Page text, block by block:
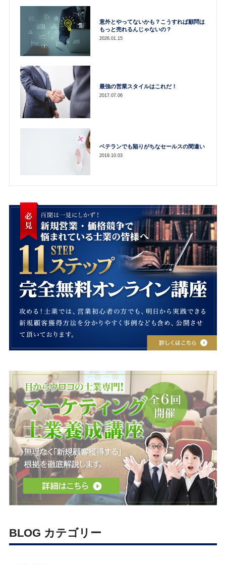
意外とやってないかも？こうすれば顧問は
もっと売れるんじゃないの？
2026.01.15
最強の営業スタイルはこれだ！
2017.07.06
ベテランでも陥りがちなセールスの間違い
2019.10.03
BLOG カテゴリー